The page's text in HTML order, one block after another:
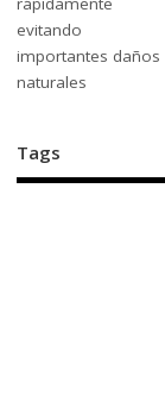
evitando
importantes daños
naturales
Tags